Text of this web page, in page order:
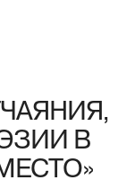
В